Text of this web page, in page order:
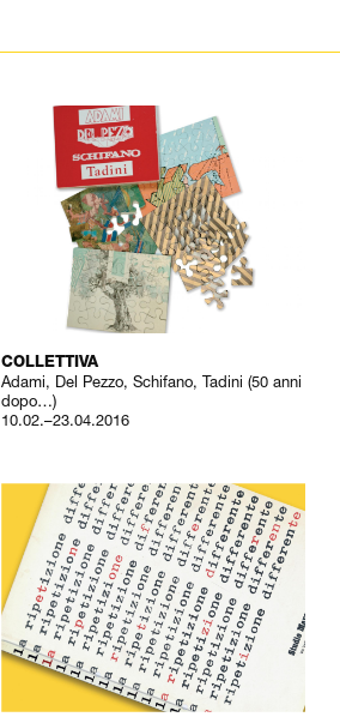
COLLETTIVA
Adami, Del Pezzo, Schifano, Tadini (50 anni
dopo…)
10.02.–23.04.2016